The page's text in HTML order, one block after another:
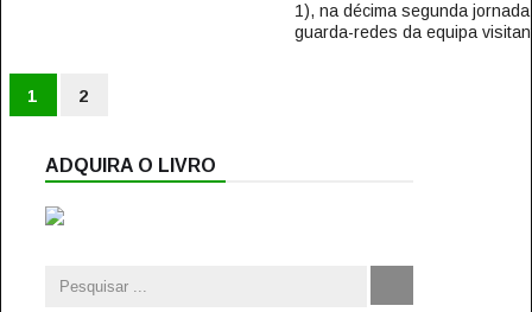
1), na décima segunda
guarda-redes da equipa
1 2
ADQUIRA O LIVRO